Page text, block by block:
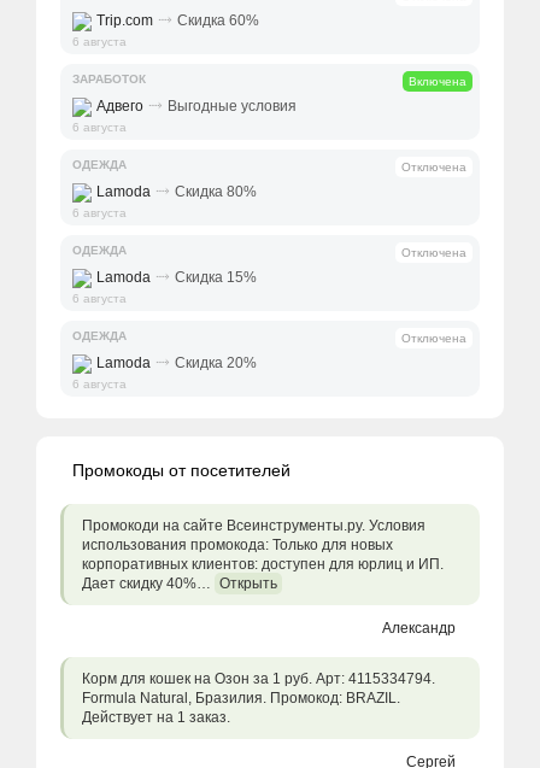
Trip.com ⤑ Скидка 60%
6 августа
ЗАРАБОТОК Включена
Адвего ⤑ Выгодные условия
6 августа
ОДЕЖДА Отключена
Lamoda ⤑ Скидка 80%
6 августа
ОДЕЖДА Отключена
Lamoda ⤑ Скидка 15%
6 августа
ОДЕЖДА Отключена
Lamoda ⤑ Скидка 20%
6 августа
Промокоды от посетителей
Промокоди на сайте Всеинструменты.ру. Условия
использования промокода: Только для новых
корпоративных клиентов: доступен для юрлиц и ИП.
Дает скидку 40%… Открыть
Александр
Корм для кошек на Озон за 1 руб. Арт: 4115334794.
Formula Natural, Бразилия. Промокод: BRAZIL.
Действует на 1 заказ.
Сергей